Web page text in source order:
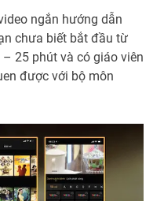
ngắn hướng dẫn
chưa biết bắt đầu từ
25 phút và có giáo viên
được với bộ môn